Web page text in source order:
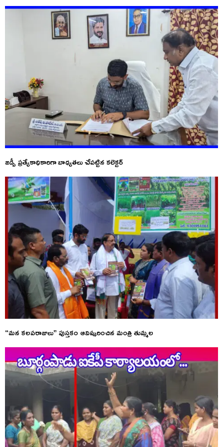
జడ్పీ ప్రత్యేకాధికారిగా బాధ్యతలు చేపట్టిన కలెక్టర్
“మన కలపరాజులు” పుస్తకం ఆవిష్కరించిన మంత్రి తుమ్మల